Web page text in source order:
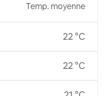
Temp. moyenne
22 °C
22 °C